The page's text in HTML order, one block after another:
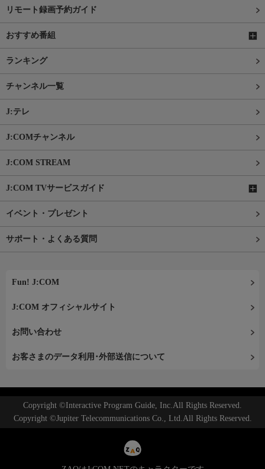
リモート録画予約ガイド
おすすめ番組
ランキング
チャンネル一覧
J:テレ
J:COMチャンネル
J:COM STREAM
J:COM TVサービスガイド
イベント・プレゼント
サポート・よくある質問
Fun! J:COM
J:COM オフィシャルサイト
お問い合わせ
お客さまのデータ利用･外部送信について
Copyright ©Interactive Program Guide, Inc.All Rights Reserved.
Copyright ©Jupiter Telecommunications Co., Ltd.All Rights Reserved.